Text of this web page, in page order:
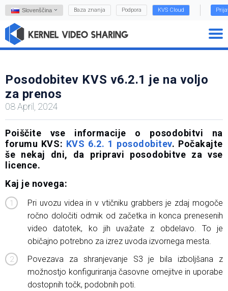
Slovenščina Baza znanja Podpora KVS Cloud
Posodobitev KVS v6.2.1 je na voljo
za prenos
08 April, 2024
Poiščite vse informacije o posodobitvi na
forumu KVS: KVS 6.2. 1 posodobitev. Počakajte
še nekaj dni, da pripravi posodobitve za vse
licence.
Kaj je novega:
Pri uvozu videa in v vtičniku grabbers je zdaj mogoče
ročno določiti odmik od začetka in konca prenesenih
video datotek, ko jih uvažate z obdelavo. To je
običajno potrebno za izrez uvoda izvornega mesta.
Povezava za shranjevanje S3 je bila izboljšana z
možnostjo konfiguriranja časovne omejitve in uporabe
dostopnih točk, podobnih poti.